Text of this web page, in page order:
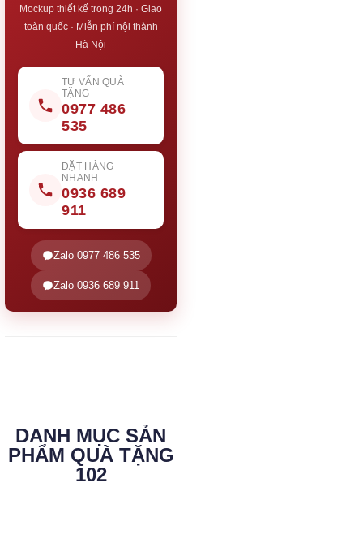
Mockup thiết kế trong 24h · Giao
toàn quốc · Miễn phí nội thành
Hà Nội
TƯ VẤN QUÀ
TẶNG
0977 486
535
ĐẶT HÀNG
NHANH
0936 689
911
Zalo 0977 486 535
Zalo 0936 689 911
DANH MỤC SẢN
PHẨM QUÀ TẶNG
102